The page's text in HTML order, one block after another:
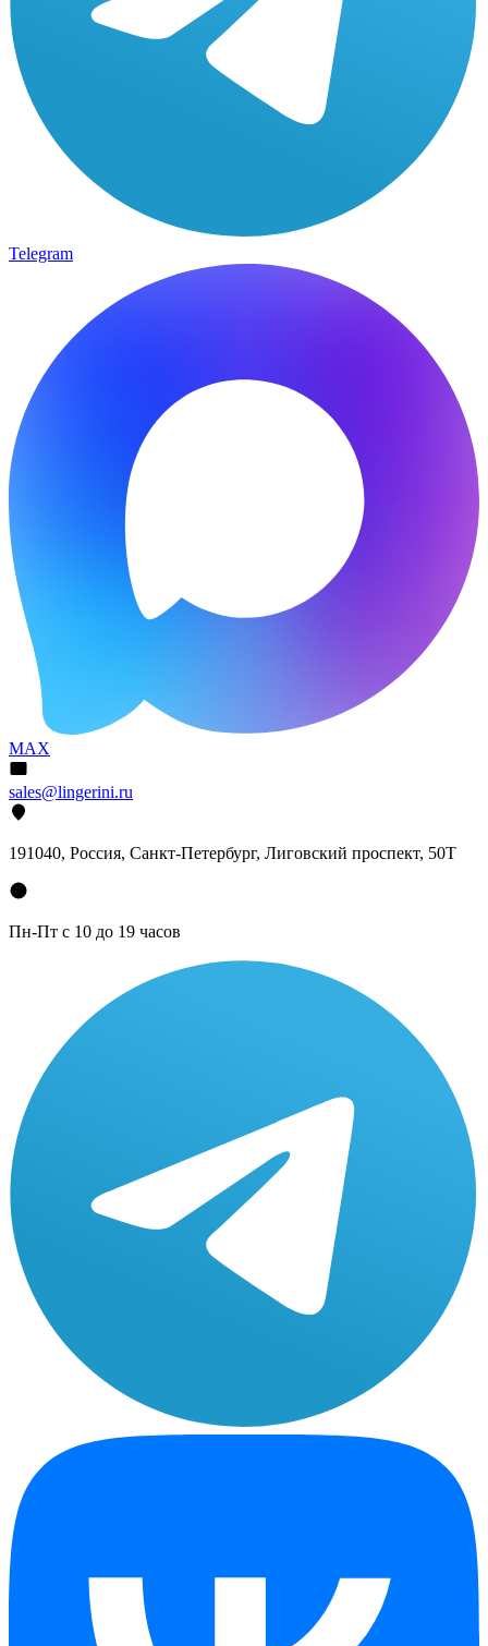
Telegram
MAX
sales@lingerini.ru
191040, Россия, Санкт-Петербург, Лиговский проспект, 50Т
Пн-Пт с 10 до 19 часов